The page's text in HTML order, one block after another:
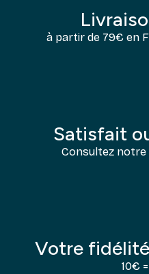
à partir de 79€ en
Satisfait
Consultez
Votre
10€